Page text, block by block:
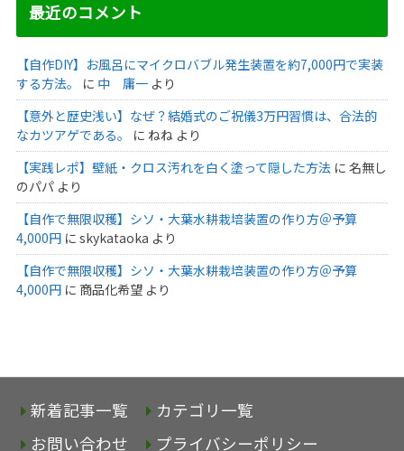
最近のコメント
【自作DIY】お風呂にマイクロバブル発生装置を約7,000円で実装
する方法。
に 中 庸一より
【意外と歴史浅い】なぜ？結婚式のご祝儀3万円習慣は、合法的
なカツアゲである。
に ねねより
【実践レポ】壁紙・クロス汚れを白く塗って隠した方法 に 名無し
のパパより
【自作で無限収穫】シソ・大葉水耕栽培装置の作り方＠予算
4,000円に skykataoka より
【自作で無限収穫】シソ・大葉水耕栽培装置の作り方＠予算
4,000円に 商品化希望より
新着記事一覧
カテゴリ一覧
お問い合わせ
プライバシーポリシー